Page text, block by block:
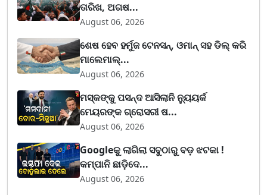
ତାରିଖ, ଅଗଷ...
August 06, 2026
ଶେଷ ହେବ ହର୍ମୁଜ ଟେନସନ୍, ଓମାନ୍ ସହ ଡିଲ୍ କରି
ମାଲେମାଲ୍...
August 06, 2026
ମସ୍କଙ୍କୁ ପସନ୍ଦ ଆସିଲାନି ନ୍ୟୁୟର୍କ
ମେୟରଙ୍କ ଗ୍ରୋସରୀ ଷ...
August 06, 2026
Googleକୁ ଲାଗିଲା ସବୁଠାରୁ ବଡ଼ ଝଟକା !
କମ୍ପାନି ଛାଡ଼ିଦେ...
August 06, 2026